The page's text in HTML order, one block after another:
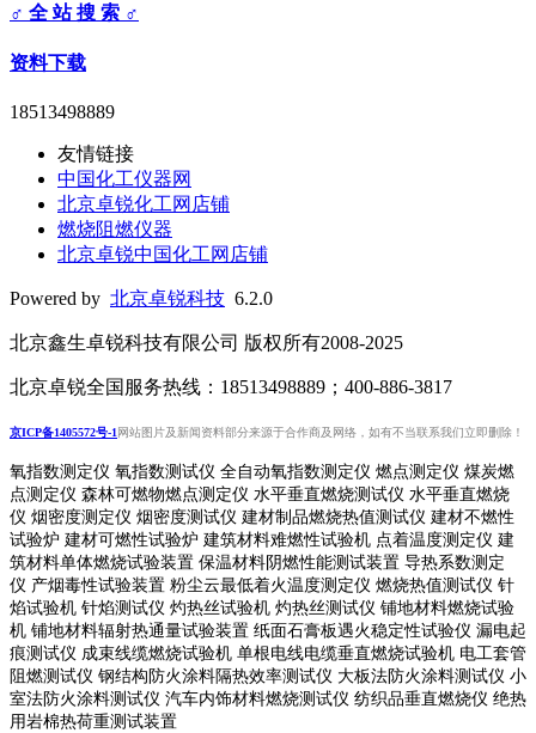
♂ 全 站 搜 索 ♂
资料下载
18513498889
友情链接
中国化工仪器网
北京卓锐化工网店铺
燃烧阻燃仪器
北京卓锐中国化工网店铺
Powered by 北京卓锐科技 6.2.0
北京鑫生卓锐科技有限公司 版权所有2008-2025
北京卓锐全国服务热线：18513498889；400-886-3817
京ICP备1405572号-1网站图片及新闻资料部分来源于合作商及网络，如有不当联系我们立即删除！
氧指数测定仪 氧指数测试仪 全自动氧指数测定仪 燃点测定仪 煤炭燃
点测定仪 森林可燃物燃点测定仪 水平垂直燃烧测试仪 水平垂直燃烧
仪 烟密度测定仪 烟密度测试仪 建材制品燃烧热值测试仪 建材不燃性
试验炉 建材可燃性试验炉 建筑材料难燃性试验机 点着温度测定仪 建
筑材料单体燃烧试验装置 保温材料阴燃性能测试装置 导热系数测定
仪 产烟毒性试验装置 粉尘云最低着火温度测定仪 燃烧热值测试仪 针
焰试验机 针焰测试仪 灼热丝试验机 灼热丝测试仪 铺地材料燃烧试验
机 铺地材料辐射热通量试验装置 纸面石膏板遇火稳定性试验仪 漏电起
痕测试仪 成束线缆燃烧试验机 单根电线电缆垂直燃烧试验机 电工套管
阻燃测试仪 钢结构防火涂料隔热效率测试仪 大板法防火涂料测试仪 小
室法防火涂料测试仪 汽车内饰材料燃烧测试仪 纺织品垂直燃烧仪 绝热
用岩棉热荷重测 试装置